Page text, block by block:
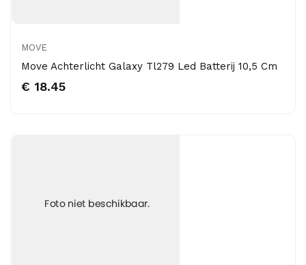
MOVE
Move Achterlicht Galaxy Tl279 Led Batterij 10,5 Cm
€ 18.45